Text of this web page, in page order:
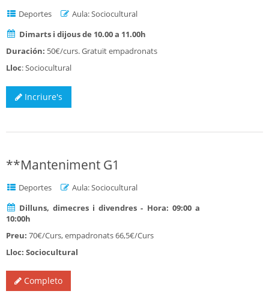
Deportes
Aula: Sociocultural
Dimarts i dijous de 10.00 a 11.00h
Duración: 50€/curs. Gratuït empadronats
Lloc: Sociocultural
Incriure's
**Manteniment G1
Deportes
Aula: Sociocultural
Dilluns, dimecres i divendres - Hora: 09:00 a
10:00h
Preu: 70€/Curs, empadronats 66,5€/Curs
Lloc: Sociocultural
Completo